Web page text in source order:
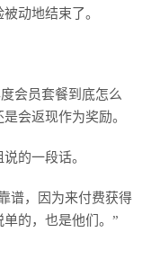
动地结束了。
会员套餐到底怎么
会返现作为奖励。
的一段话。
谱，因为来付费获得
的，也是他们。”